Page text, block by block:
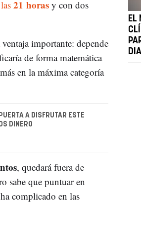
21 horasy con dos
importante: depende
de forma matemática
en la máxima categoría
A DISFRUTAR ESTE
DINERO
, quedará fuera de
sabe que puntuar en
complicado en las
EL